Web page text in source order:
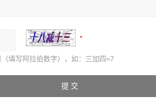
填写阿拉伯数字），如：三加四=7